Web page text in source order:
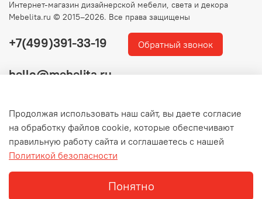
+7(499)391-33-19 Обратный звонок
hello@mebelita.ru
Интернет-магазин дизайнерской мебели, света и декора
Mebelita.ru © 2015–2026. Все права защищены
Продолжая использовать наш сайт, вы даете согласие
на обработку файлов cookie, которые обеспечивают
правильную работу сайта и соглашаетесь с нашей
Политикой безопасности
Понятно